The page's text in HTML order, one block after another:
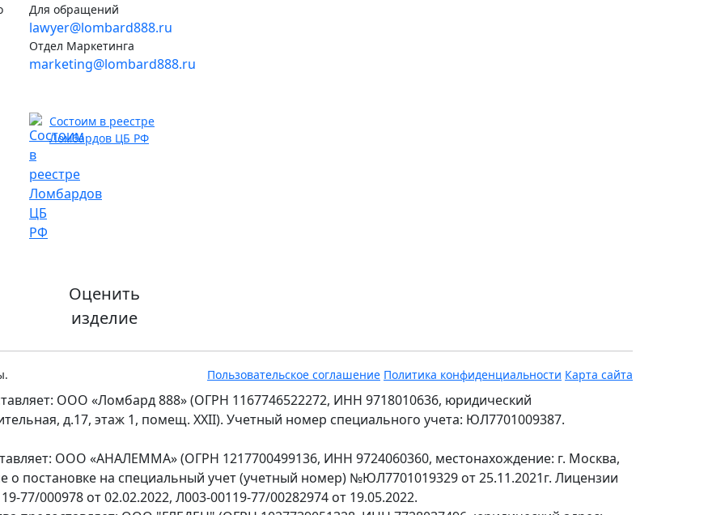
Для обращений
lawyer@lombard888.ru
Отдел Маркетинга
marketing@lombard888.ru
Состоим в реестре
Ломбардов ЦБ РФ
Оценить
изделие
Пользовательское соглашение Политика конфиденциальности Карта сайта
ООО «Ломбард 888» (ОГРН 1167746522272, ИНН 9718010636, юридический
д.17, этаж 1, помещ. XXII). Учетный номер специального учета: ЮЛ7701009387.
ООО «АНАЛЕММА» (ОГРН 1217700499136, ИНН 9724060360, местонахождение: г. Москва,
о постановке на специальный учет (учетный номер) №ЮЛ7701019329 от 25.11.2021г. Лицензии
77/000978 от 02.02.2022, Л003-00119-77/00282974 от 19.05.2022.